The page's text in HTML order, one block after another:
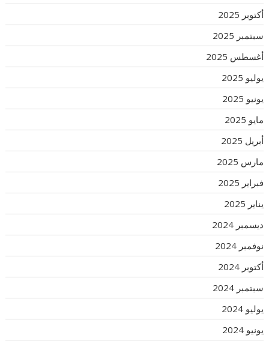
أكتوبر 2025
سبتمبر 2025
أغسطس 2025
يوليو 2025
يونيو 2025
مايو 2025
أبريل 2025
مارس 2025
فبراير 2025
يناير 2025
ديسمبر 2024
نوفمبر 2024
أكتوبر 2024
سبتمبر 2024
يوليو 2024
يونيو 2024